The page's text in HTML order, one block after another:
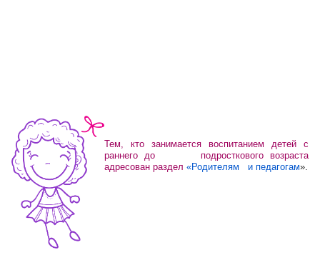
Тем, кто занимается воспитанием детей с
раннего до подросткового возраста
адресован раздел «Родителям и педагогам».